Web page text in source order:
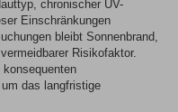
chronischer UV-
Einschränkungen
bleibt Sonnenbrand,
Risikofaktor.
konsequenten
das langfristige